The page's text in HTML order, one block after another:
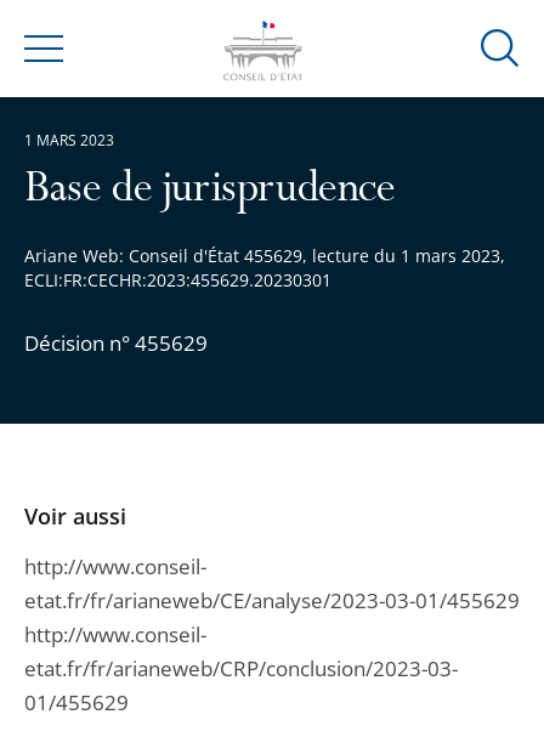
Menu
Ouvrir
Base de jurisprudence
Ariane Web: Conseil d'État 455629, lecture du 1 mars 2023,
ECLI:FR:CECHR:2023:455629.20230301
Décision n° 455629
1 MARS 2023
Voir aussi
http://www.conseil-
etat.fr/fr/arianeweb/CE/analyse/2023-03-01/455629
http://www.conseil-
etat.fr/fr/arianeweb/CRP/conclusion/2023-03-
01/455629